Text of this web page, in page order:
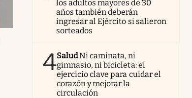
los adultos mayores de 30
años también deberán
ingresar al Ejército si salieron
sorteados
4SaludNi caminata, ni
gimnasio, ni bicicleta: el
ejercicio clave para cuidar el
corazón y mejorar la
circulación